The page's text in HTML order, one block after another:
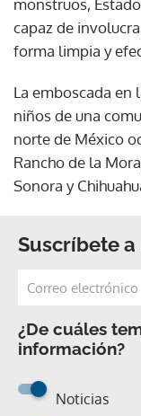
monstruos,
capaz de
forma limpia y
La emboscada en
niños de una
norte de México
Rancho de la
Sonora y
Suscríbete
¿De cuáles
información?
Noticias